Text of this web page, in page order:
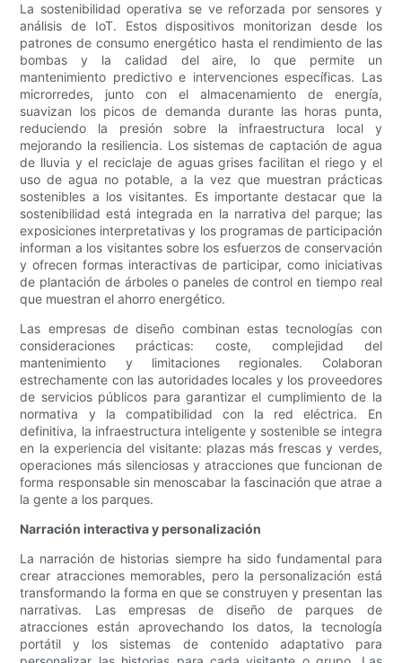
La sostenibilidad operativa se ve reforzada por sensores y
análisis de IoT. Estos dispositivos monitorizan desde los
patrones de consumo energético hasta el rendimiento de las
bombas y la calidad del aire, lo que permite un
mantenimiento predictivo e intervenciones específicas. Las
microrredes, junto con el almacenamiento de energía,
suavizan los picos de demanda durante las horas punta,
reduciendo la presión sobre la infraestructura local y
mejorando la resiliencia. Los sistemas de captación de agua
de lluvia y el reciclaje de aguas grises facilitan el riego y el
uso de agua no potable, a la vez que muestran prácticas
sostenibles a los visitantes. Es importante destacar que la
sostenibilidad está integrada en la narrativa del parque; las
exposiciones interpretativas y los programas de participación
informan a los visitantes sobre los esfuerzos de conservación
y ofrecen formas interactivas de participar, como iniciativas
de plantación de árboles o paneles de control en tiempo real
que muestran el ahorro energético.
Las empresas de diseño combinan estas tecnologías con
consideraciones prácticas: coste, complejidad del
mantenimiento y limitaciones regionales. Colaboran
estrechamente con las autoridades locales y los proveedores
de servicios públicos para garantizar el cumplimiento de la
normativa y la compatibilidad con la red eléctrica. En
definitiva, la infraestructura inteligente y sostenible se integra
en la experiencia del visitante: plazas más frescas y verdes,
operaciones más silenciosas y atracciones que funcionan de
forma responsable sin menoscabar la fascinación que atrae a
la gente a los parques.
Narración interactiva y personalización
La narración de historias siempre ha sido fundamental para
crear atracciones memorables, pero la personalización está
transformando la forma en que se construyen y presentan las
narrativas. Las empresas de diseño de parques de
atracciones están aprovechando los datos, la tecnología
portátil y los sistemas de contenido adaptativo para